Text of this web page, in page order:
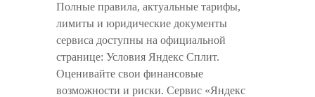
Полные правила, актуальные тарифы,
лимиты и юридические документы
сервиса доступны на официальной
странице: Условия Яндекс Сплит.
Оценивайте свои финансовые
возможности и риски. Сервис «Яндекс